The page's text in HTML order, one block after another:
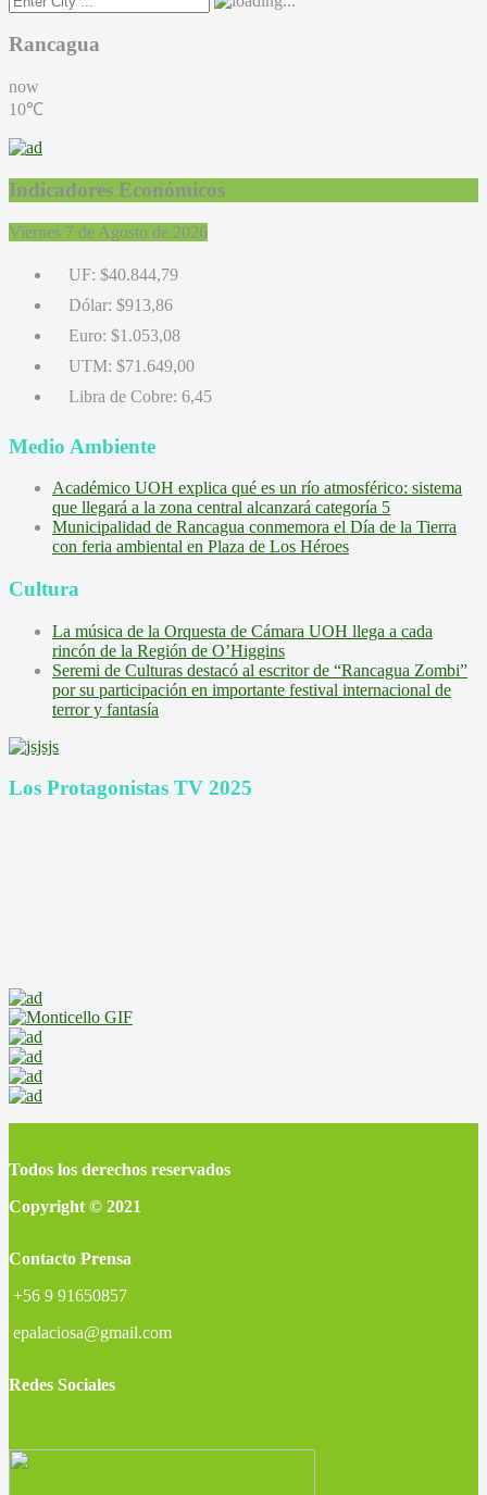
Rancagua
now
10℃
Indicadores Económicos
Viernes 7 de Agosto de 2026
UF: $40.844,79
Dólar: $913,86
Euro: $1.053,08
UTM: $71.649,00
Libra de Cobre: 6,45
Medio Ambiente
Académico UOH explica qué es un río atmosférico: sistema
que llegará a la zona central alcanzará categoría 5
Municipalidad de Rancagua conmemora el Día de la Tierra
con feria ambiental en Plaza de Los Héroes
Cultura
La música de la Orquesta de Cámara UOH llega a cada
rincón de la Región de O’Higgins
Seremi de Culturas destacó al escritor de “Rancagua Zombi”
por su participación en importante festival internacional de
terror y fantasía
Los Protagonistas TV 2025
Todos los derechos reservados
Copyright © 2021
Contacto Prensa
+56 9 91650857
epalaciosa@gmail.com
Redes Sociales